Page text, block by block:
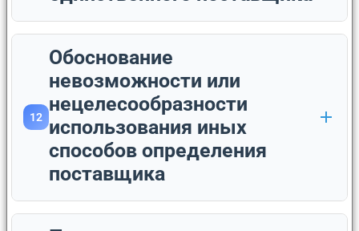
12
Обоснование
невозможности или
нецелесообразности
использования иных
способов определения
поставщика